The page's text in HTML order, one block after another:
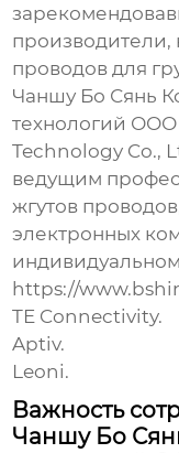
производители,
проводов для
Чаншу Бо Сянь
технологий ООО
Technology Co.,
ведущим
жгутов
электронных
https://
TE Connectivity.
Aptiv.
Leoni.
Важность
Чаншу Бо